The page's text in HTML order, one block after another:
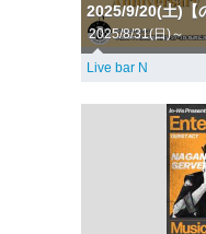
2025/9/20(土)【
2025/8/31(日)～
Live bar N